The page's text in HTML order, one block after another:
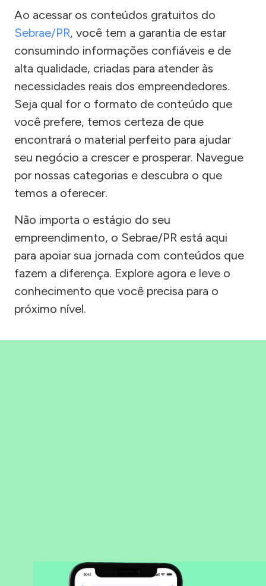
Ao acessar os conteúdos gratuitos do
Sebrae/PR, você tem a garantia de estar
consumindo informações confiáveis e de
alta qualidade, criadas para atender às
necessidades reais dos empreendedores.
Seja qual for o formato de conteúdo que
você prefere, temos certeza de que
encontrará o material perfeito para ajudar
seu negócio a crescer e prosperar. Navegue
por nossas categorias e descubra o que
temos a oferecer.
Não importa o estágio do seu
empreendimento, o Sebrae/PR está aqui
para apoiar sua jornada com conteúdos que
fazem a diferença. Explore agora e leve o
conhecimento que você precisa para o
próximo nível.